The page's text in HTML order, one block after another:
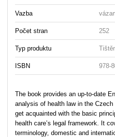
Vazba
Počet stran 252
Typ produktu
ISBN 978-
The book provides an up-to-date
analysis of health law in the
get acquainted with the basic
health care’s legal framework. It
terminology, domestic and